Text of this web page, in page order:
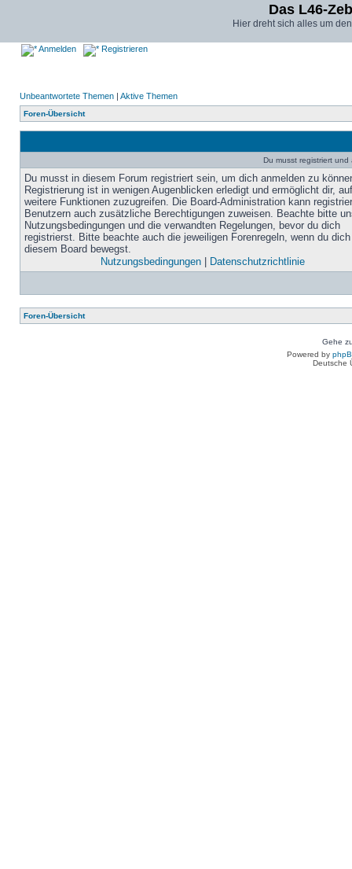
Das L46-
Hier dreht sich alles um
Anmelden Registrieren
Unbeantwortete Themen | Aktive Themen
Foren-Übersicht
Du musst registriert
Du musst in diesem Forum registriert sein, um dich anmelden zu
Registrierung ist in wenigen Augenblicken erledigt und ermöglicht dir, auf
weitere Funktionen zuzugreifen. Die Board-Administration kann
Benutzern auch zusätzliche Berechtigungen zuweisen. Beachte bitte
Nutzungsbedingungen und die verwandten Regelungen, bevor du dich
registrierst. Bitte beachte auch die jeweiligen Forenregeln, wenn du
diesem Board bewegst.
Nutzungsbedingungen| Datenschutzrichtlinie
Foren-Übersicht
Gehe
Powered by
Deutsche